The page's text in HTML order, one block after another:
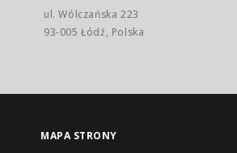
ul. Wólczańska 223
93-005 Łódź, Polska
MAPA STRONY